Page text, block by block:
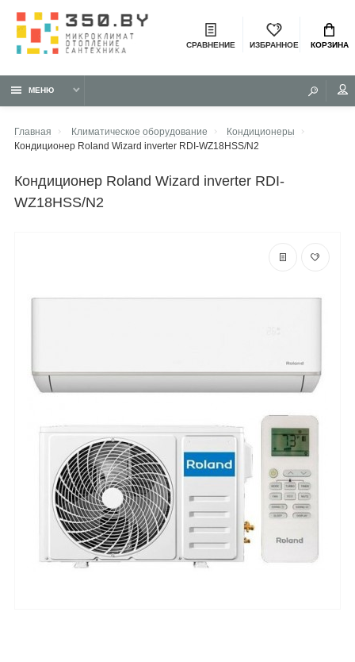
СРАВНЕНИЕ ИЗБРАННОЕ КОРЗИНА
МЕНЮ
Главная Климатическое оборудование
Кондиционеры
Кондиционер Roland Wizard inverter RDI-WZ18HSS/N2
кондиционер Roland Wizard inverter RDI-
WZ18HSS/N2